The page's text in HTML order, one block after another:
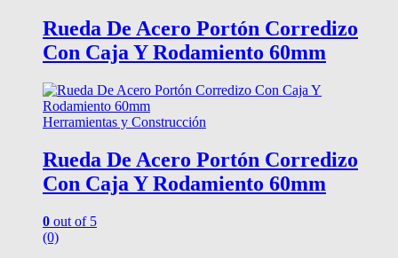
Rueda De Acero Portón Corredizo
Con Caja Y Rodamiento 60mm
Herramientas y Construcción
Rueda De Acero Portón Corredizo
Con Caja Y Rodamiento 60mm
0 out of 5
(0)